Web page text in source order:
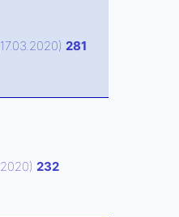
281
232